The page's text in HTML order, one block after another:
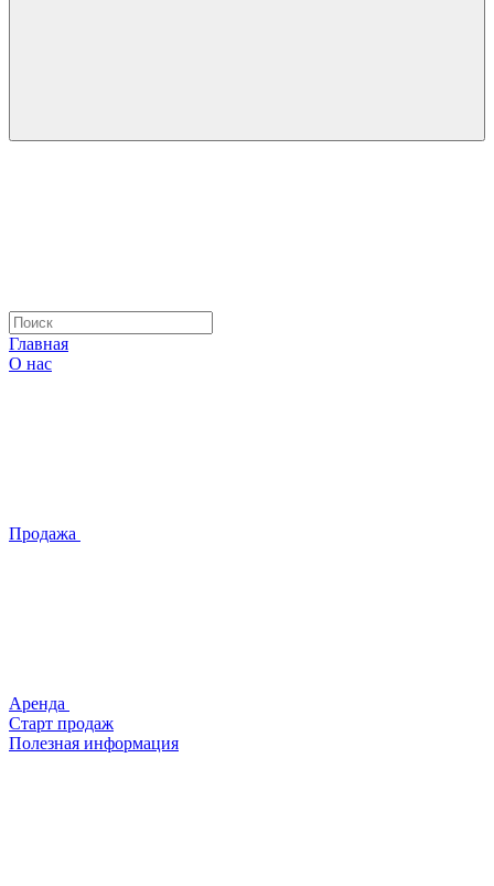
Главная
О нас
Продажа
Аренда
Старт продаж
Полезная информация